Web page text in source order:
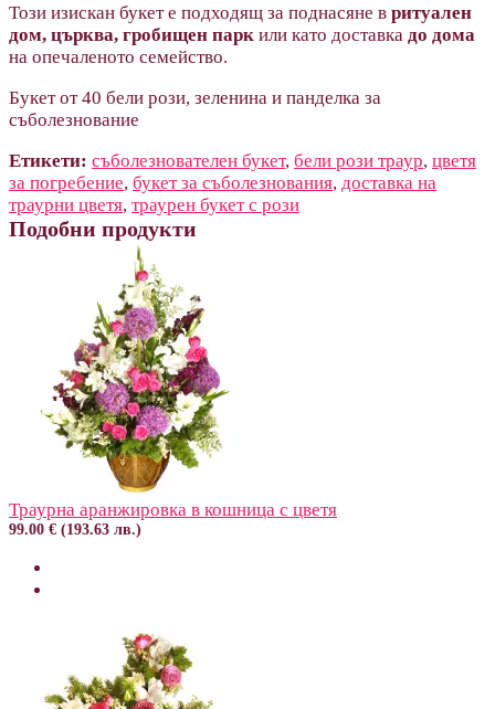
Този изискан букет е подходящ за поднасяне в ритуален
дом, църква, гробищен парк или като доставка до дома
на опечаленото семейство.
Букет от 40 бели рози, зеленина и панделка за
съболезнование
Етикети: съболезнователен букет, бели рози траур, цветя
за погребение, букет за съболезнования, доставка на
траурни цветя, траурен букет с рози
Подобни продукти
Траурна аранжировка в кошница с цветя
99.00 € (193.63 лв.)